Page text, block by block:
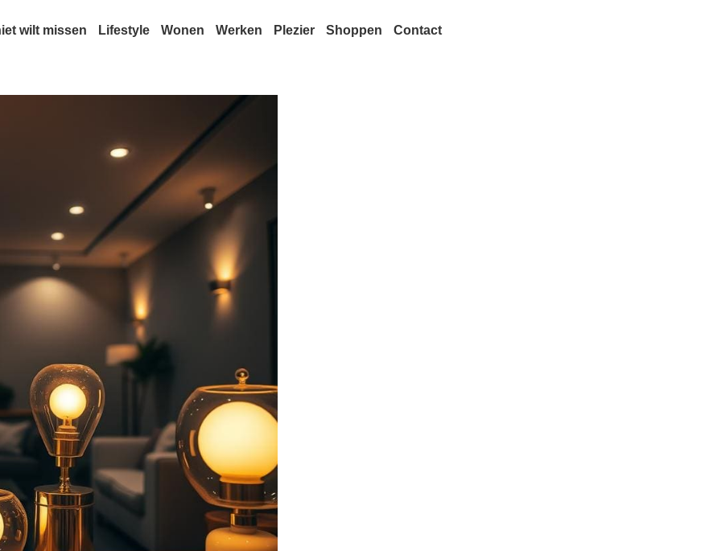
wilt missen Lifestyle Wonen Werken Plezier Shoppen Contact